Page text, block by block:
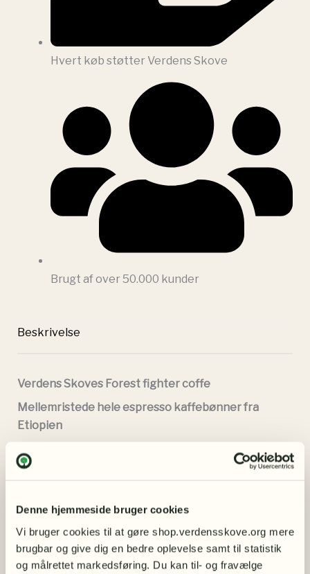
Denne hjemmeside bruger cookies
Vi bruger cookies til at gøre shop.verdensskove.org mere
brugbar og give dig en bedre oplevelse samt til statistik
og målrettet markedsføring. Du kan til- og fravælge
Hvert køb støtter Verdens Skove
Brugt af over 50.000 kunder
Beskrivelse
Verdens Skoves Forest fighter coffe
Mellemristede hele espresso kaffebønner fra
Etiopien
syrlighed, og med et strejf af mørke bær. Smagen er
Skyggedyrket kaffe der er dyrket i økologisk
skovlandbrug, der er finansieret af midler fra
Verdens Skove.
Vores medarbejder siger om projektet: “Bønderne